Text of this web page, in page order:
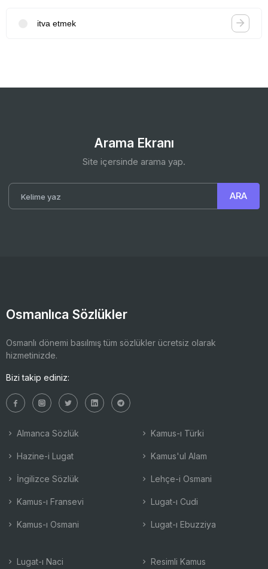
itva etmek
Arama Ekranı
Site içersinde arama yap.
Osmanlıca Sözlükler
Osmanlı dönemi basılmış tüm sözlükler ücretsiz olarak
hizmetinizde.
Bizi takip ediniz:
Almanca Sözlük
Hazine-i Lugat
İngilizce Sözlük
Kamus-ı Fransevi
Kamus-ı Osmani
Kamus-ı Türki
Kamus'ul Alam
Lehçe-i Osmani
Lugat-ı Cudi
Lugat-ı Ebuzziya
Lugat-ı Naci Resimli Kamus